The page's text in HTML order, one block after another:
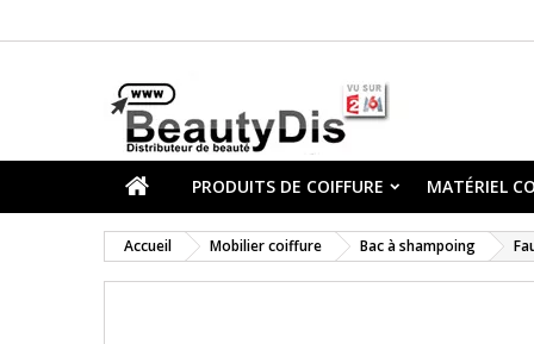
PRODUITS DE COIFFURE MATÉRIEL
Accueil Mobilier coiffure Bac à shampoing